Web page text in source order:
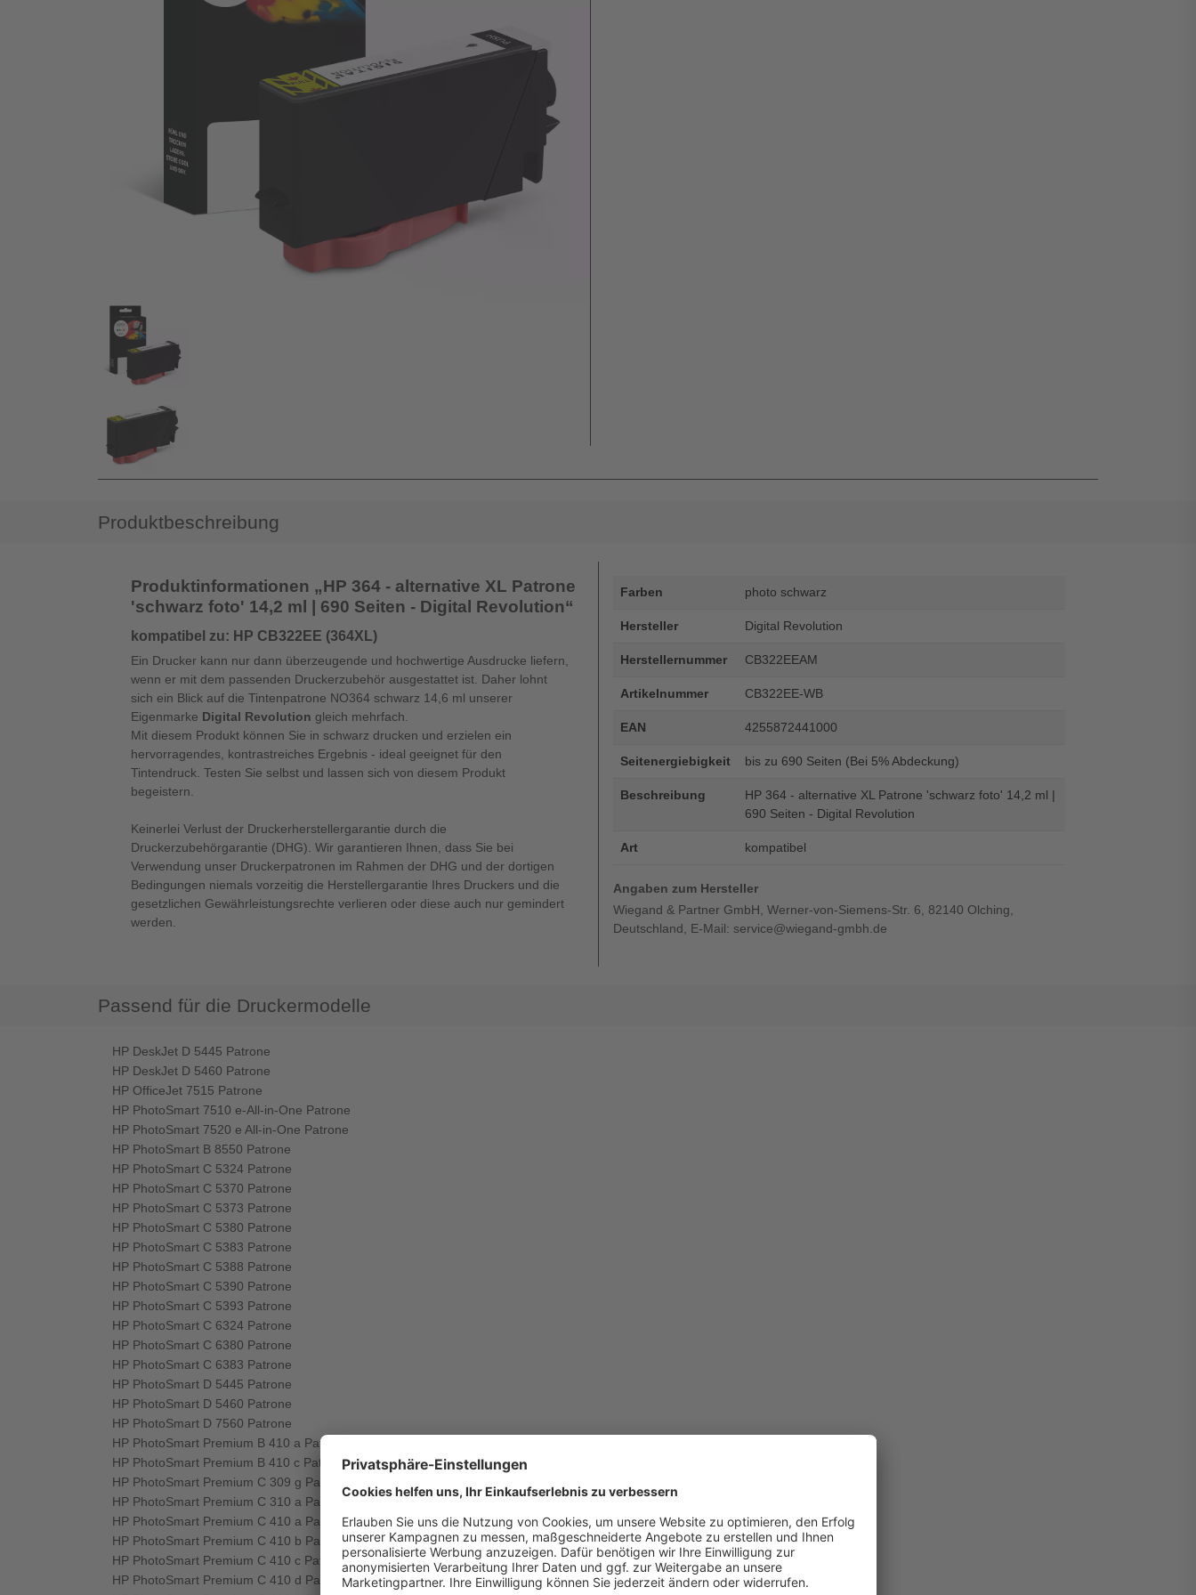
Produktbeschreibung
Produktinformationen „HP 364 - alternative XL Patrone
'schwarz foto' 14,2 ml | 690 Seiten - Digital Revolution“
kompatibel zu: HP CB322EE (364XL)
Ein Drucker kann nur dann überzeugende und hochwertige Ausdrucke liefern,
wenn er mit dem passenden Druckerzubehör ausgestattet ist. Daher lohnt
sich ein Blick auf die Tintenpatrone NO364 schwarz 14,6 ml unserer
Eigenmarke Digital Revolution gleich mehrfach.
Mit diesem Produkt können Sie in schwarz drucken und erzielen ein
hervorragendes, kontrastreiches Ergebnis - ideal geeignet für den
Tintendruck. Testen Sie selbst und lassen sich von diesem Produkt
begeistern.
Keinerlei Verlust der Druckerherstellergarantie durch die
Druckerzubehörgarantie (DHG). Wir garantieren Ihnen, dass Sie bei
Verwendung unser Druckerpatronen im Rahmen der DHG und der dortigen
Bedingungen niemals vorzeitig die Herstellergarantie Ihres Druckers und die
gesetzlichen Gewährleistungsrechte verlieren oder diese auch nur gemindert
werden.
Farben photo schwarz
Hersteller Digital Revolution
Herstellernummer CB322EEAM
Artikelnummer CB322EE-WB
EAN 4255872441000
Seitenergiebigkeit bis zu 690 Seiten (Bei 5% Abdeckung)
Beschreibung
HP 364 - alternative XL Patrone 'schwarz foto' 14,2 ml |
690 Seiten - Digital Revolution
Art kompatibel
Angaben zum Hersteller
Wiegand & Partner GmbH, Werner-von-Siemens-Str. 6, 82140 Olching,
Deutschland, E-Mail: service@wiegand-gmbh.de
Passend für die Druckermodelle
HP DeskJet D 5445 Patrone
HP DeskJet D 5460 Patrone
HP OfficeJet 7515 Patrone
HP PhotoSmart 7510 e-All-in-One Patrone
HP PhotoSmart 7520 e All-in-One Patrone
HP PhotoSmart B 8550 Patrone
HP PhotoSmart C 5324 Patrone
HP PhotoSmart C 5370 Patrone
HP PhotoSmart C 5373 Patrone
HP PhotoSmart C 5380 Patrone
HP PhotoSmart C 5383 Patrone
HP PhotoSmart C 5388 Patrone
HP PhotoSmart C 5390 Patrone
HP PhotoSmart C 5393 Patrone
HP PhotoSmart C 6324 Patrone
HP PhotoSmart C 6380 Patrone
HP PhotoSmart C 6383 Patrone
HP PhotoSmart D 5445 Patrone
HP PhotoSmart D 5460 Patrone
HP PhotoSmart D 7560 Patrone
HP PhotoSmart Premium B 410 a Patrone
HP PhotoSmart Premium B 410 c Patrone
HP PhotoSmart Premium C 309 g Patrone
HP PhotoSmart Premium C 310 a Patrone
HP PhotoSmart Premium C 410 a Patrone
HP PhotoSmart Premium C 410 b Patrone
HP PhotoSmart Premium C 410 c Patrone
HP PhotoSmart Premium C 410 d Patrone